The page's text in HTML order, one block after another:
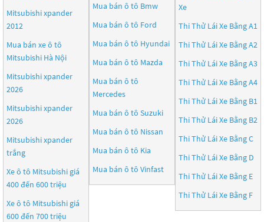
Mitsubishi xpander
2012
Mua bán xe ô tô
Mitsubishi Hà Nội
Mitsubishi xpander
2026
Mitsubishi xpander
2026
Mitsubishi xpander
trắng
Xe ô tô Mitsubishi giá
400 đến 600 triệu
Xe ô tô Mitsubishi giá
600 đến 700 triệu
Mua bán ô tô Bmw
Mua bán ô tô Ford
Mua bán ô tô Hyundai
Mua bán ô tô Mazda
Mua bán ô tô
Mercedes
Mua bán ô tô Suzuki
Mua bán ô tô Nissan
Mua bán ô tô Kia
Mua bán ô tô Vinfast
Xe
Thi Thử Lái Xe Bằng A1
Thi Thử Lái Xe Bằng A2
Thi Thử Lái Xe Bằng A3
Thi Thử Lái Xe Bằng A4
Thi Thử Lái Xe Bằng B1
Thi Thử Lái Xe Bằng B2
Thi Thử Lái Xe Bằng C
Thi Thử Lái Xe Bằng D
Thi Thử Lái Xe Bằng E
Thi Thử Lái Xe Bằng F